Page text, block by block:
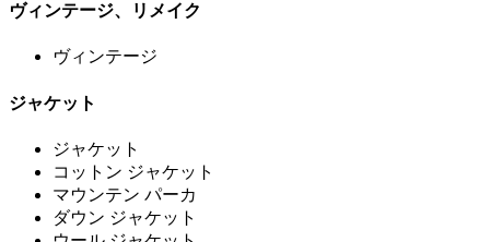
ヴィンテージ、リメイク
ヴィンテージ
ジャケット
ジャケット
コットン ジャケット
マウンテン パーカ
ダウン ジャケット